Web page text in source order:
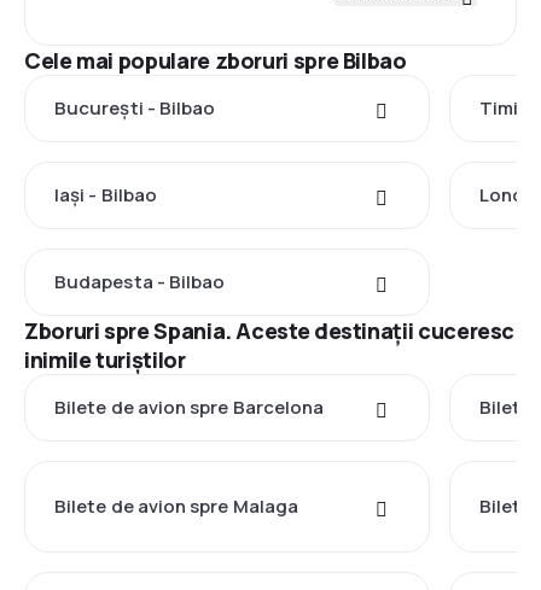
Cele mai populare zboruri spre Bilbao
București - Bilbao
Iași - Bilbao
Budapesta - Bilbao
Zboruri spre Spania. Aceste destinații cuceresc
inimile turiștilor
Bilete de avion spre Barcelona Bilete
Bilete de avion spre Malaga Bilete